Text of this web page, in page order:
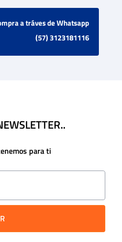
a tráves de Whatsapp
(57) 3123181116
para ti